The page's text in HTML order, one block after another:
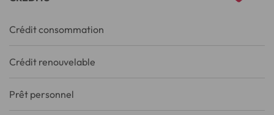
Crédit consommation
Crédit renouvelable
Prêt personnel